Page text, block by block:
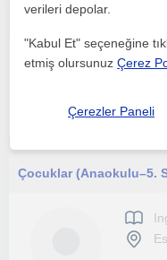
verileri depolar.
"Kabul Et" seçeneğine
etmiş olursunuzÇerez
Çerezler Paneli